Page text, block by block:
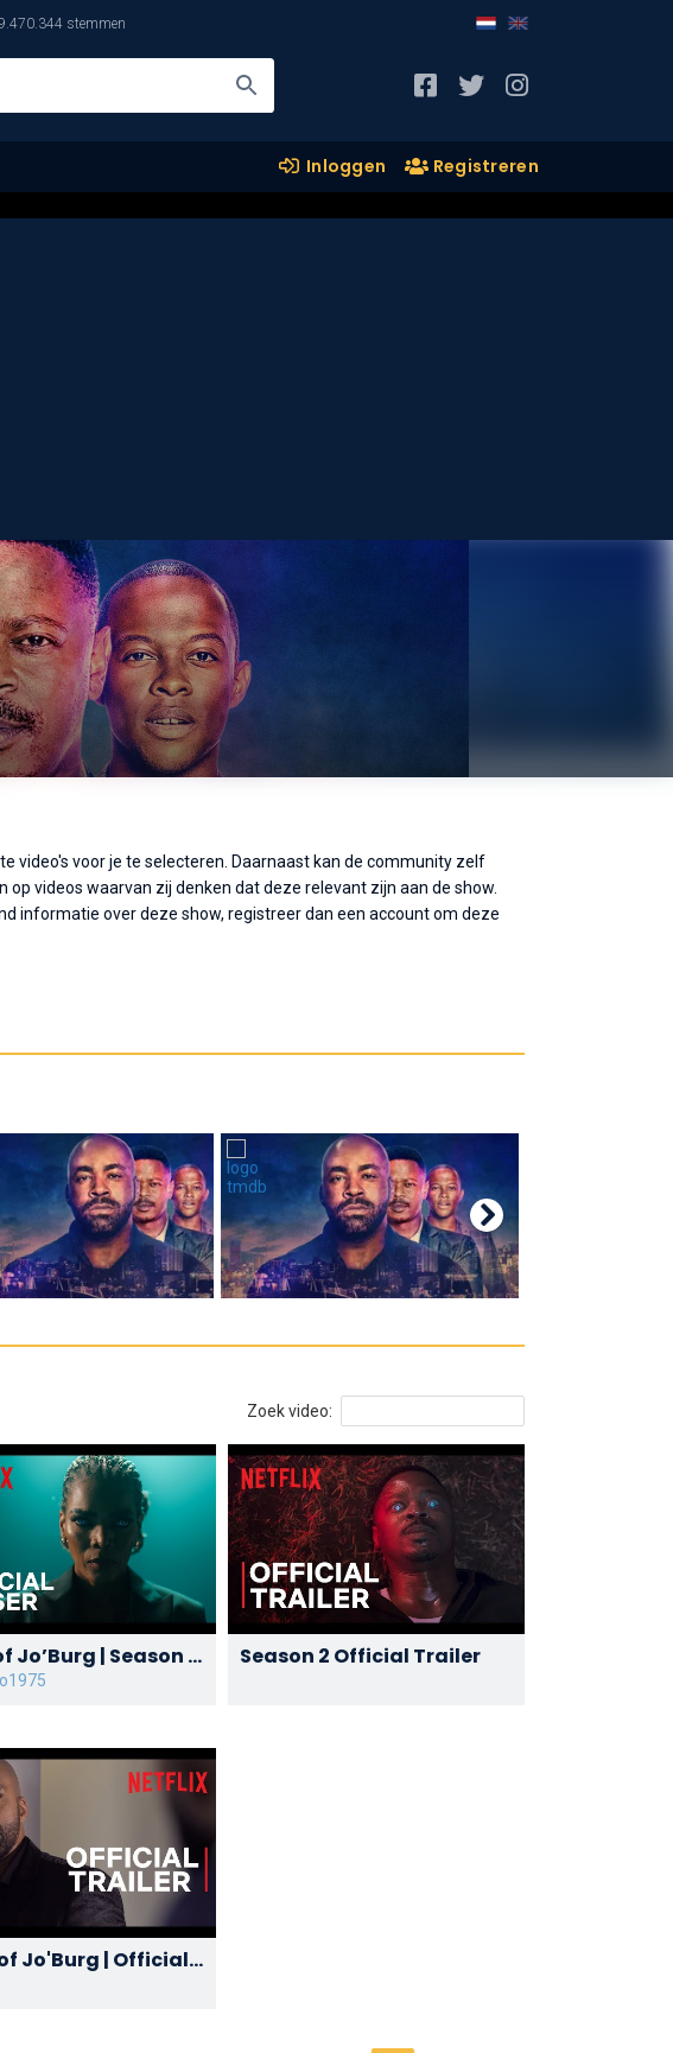
stemmen
Inloggen Registreren
video's voor je te selecteren. Daarnaast kan de community zelf
videos waarvan zij denken dat deze relevant zijn aan de show.
informatie over deze show, registreer dan een account om deze
Zoek video:
Jo’Burg | Season 3
| Netflix
Season 2 Official Trailer
Jo'Burg | Official